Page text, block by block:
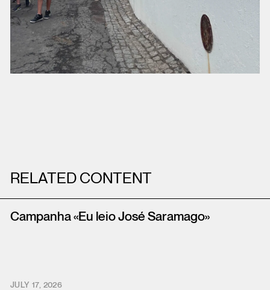
RELATED CONTENT
Campanha «Eu leio José Saramago»
JULY 17, 2026